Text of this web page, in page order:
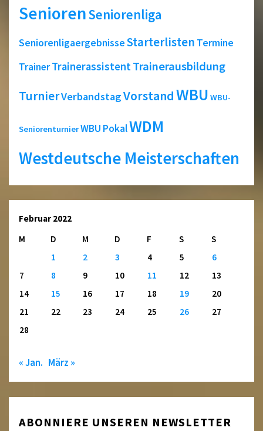
SeniorenSeniorenliga
SeniorenligaergebnisseStarterlisten Termine
TrainerTrainerassistentTrainerausbildung
TurnierVerbandstagVorstandWBU WBU-
SeniorenturnierWBU PokalWDM
Westdeutsche Meisterschaften
Februar 2022
M
D M D F S
S
1
2 3 4 5
6
7
8 9 10 11 12
13
14
15 16 17 18 19
20
21
22 23 24 25 26
27
28
« Jan. März »
ABONNIERE UNSEREN NEWSLETTER